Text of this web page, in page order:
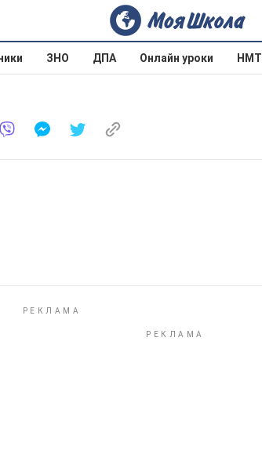
ЗНО ДПА Онлайн уроки НМТ